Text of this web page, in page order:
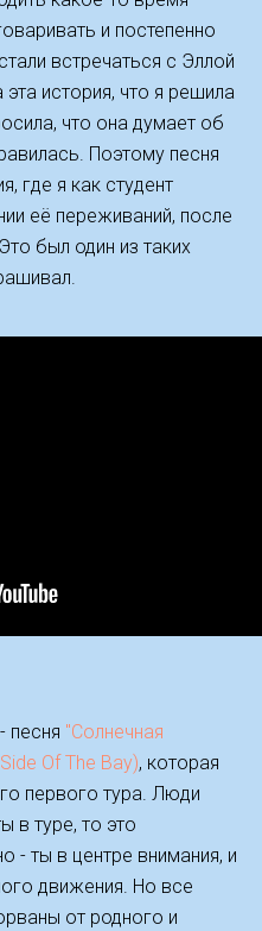
и постепенно
встречаться с Эллой
история, что я решила
что она думает об
Поэтому песня
где я как студент
её переживаний, после
был один из таких
песня "Солнечная
Of The Bay), которая
первого тура. Люди
в туре, то это
- ты в центре внимания, и
движения. Но все
от родного и